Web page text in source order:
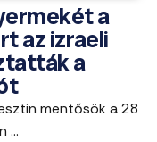
a
az izraeli
a
mentősök a 28
...